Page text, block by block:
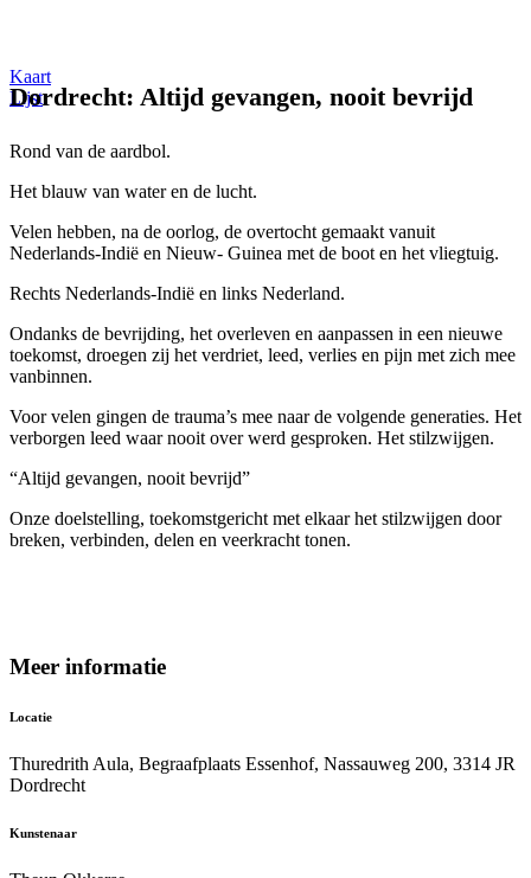
Kaart
Lijst
Dordrecht: Altijd gevangen, nooit bevrijd
Rond van de aardbol.
Het blauw van water en de lucht.
Velen hebben, na de oorlog, de overtocht gemaakt vanuit
Nederlands-Indië en Nieuw- Guinea met de boot en het vliegtuig.
Rechts Nederlands-Indië en links Nederland.
Ondanks de bevrijding, het overleven en aanpassen in een nieuwe
toekomst, droegen zij het verdriet, leed, verlies en pijn met zich mee
vanbinnen.
Voor velen gingen de trauma’s mee naar de volgende generaties. Het
verborgen leed waar nooit over werd gesproken. Het stilzwijgen.
“Altijd gevangen, nooit bevrijd”
Onze doelstelling, toekomstgericht met elkaar het stilzwijgen door
breken, verbinden, delen en veerkracht tonen.
Meer informatie
Locatie
Thuredrith Aula, Begraafplaats Essenhof, Nassauweg 200, 3314 JR
Dordrecht
Kunstenaar